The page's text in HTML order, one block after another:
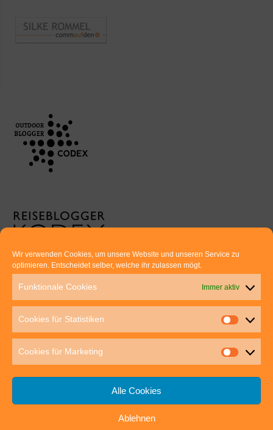
Wir verwenden Cookies, um unsere Website und unseren Service zu
optimieren. Entscheidet selber, welche ihr zulassen mögt.
Funktionale Cookies Immer aktiv
Cookies für Statistiken
Cookies für Marketing
Alle Cookies
Ablehnen
Euer direkter Draht zu uns:
Thomas Rathay und Silke Rommel
70563 Stuttgart
post@outdoor-hochgenuss.de